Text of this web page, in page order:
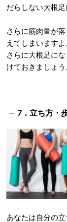
だらしない大根足
さらに筋肉量が
えてしまいます
さらに大根足に
けておきましょう
7．立ち方・
あなたは自分の